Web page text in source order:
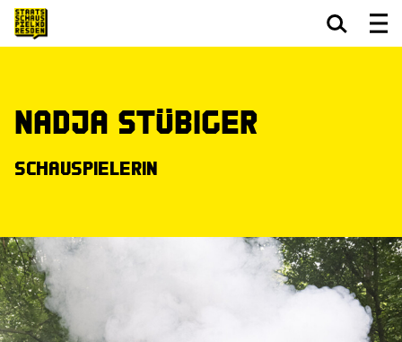
Nadja Stübiger
Schauspielerin